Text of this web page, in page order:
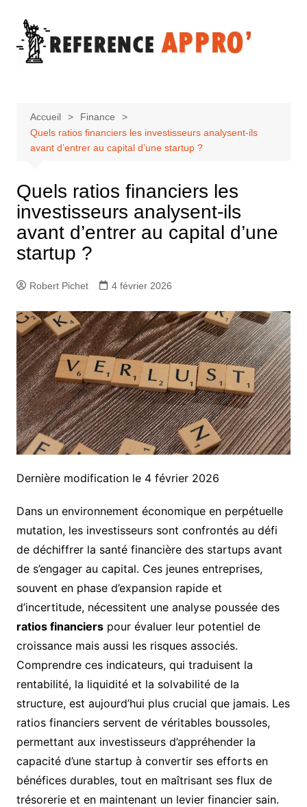
contenu
Accueil
Finance
Quels ratios financiers les investisseurs analysent-ils
avant d’entrer au capital d’une startup ?
Quels ratios financiers les
investisseurs analysent-ils
avant d’entrer au capital d’une
startup ?
Robert Pichet 4 février 2026
Dernière modification le 4 février 2026
Dans un environnement économique en perpétuelle
mutation, les investisseurs sont confrontés au défi
de déchiffrer la santé financière des startups avant
de s’engager au capital. Ces jeunes entreprises,
souvent en phase d’expansion rapide et
d’incertitude, nécessitent une analyse poussée des
ratios financierspour évaluer leur potentiel de
croissance mais aussi les risques associés.
Comprendre ces indicateurs, qui traduisent la
rentabilité, la liquidité et la solvabilité de la
structure, est aujourd’hui plus crucial que jamais. Les
ratios financiers servent de véritables boussoles,
permettant aux investisseurs d’appréhender la
capacité d’une startup à convertir ses efforts en
bénéfices durables, tout en maîtrisant ses flux de
trésorerie et en maintenant un levier financier sain.